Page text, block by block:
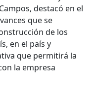
destacó en el
que se
de los
en el país y
que permitirá la
la empresa